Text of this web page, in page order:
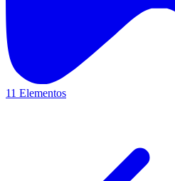
11 Elementos